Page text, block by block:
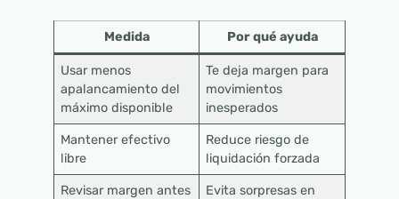
Medida Por qué ayuda
Usar menos
apalancamiento del
máximo disponible
Te deja margen para
movimientos
inesperados
Mantener efectivo
libre
Reduce riesgo de
liquidación forzada
Revisar margen antes
Evita sorpresas en